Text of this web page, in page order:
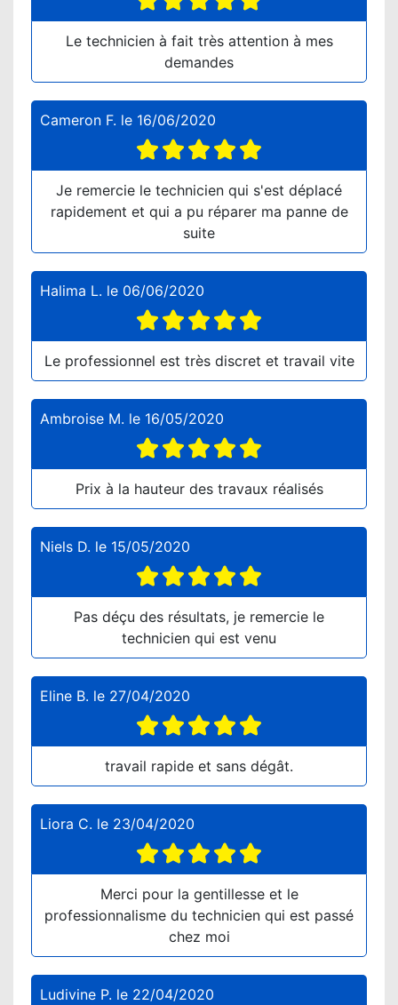
Le technicien à fait très attention à mes
demandes
Cameron F. le 16/06/2020
Je remercie le technicien qui s'est déplacé
rapidement et qui a pu réparer ma panne de
suite
Halima L. le 06/06/2020
Le professionnel est très discret et travail vite
Ambroise M. le 16/05/2020
Prix à la hauteur des travaux réalisés
Niels D. le 15/05/2020
Pas déçu des résultats, je remercie le
technicien qui est venu
Eline B. le 27/04/2020
travail rapide et sans dégât.
Liora C. le 23/04/2020
Merci pour la gentillesse et le
professionnalisme du technicien qui est passé
chez moi
Ludivine P. le 22/04/2020